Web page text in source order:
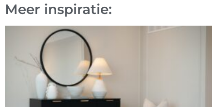
Meer inspiratie: